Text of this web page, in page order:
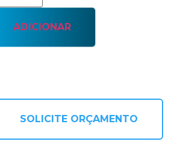
ADICIONAR
SOLICITE ORÇAMENTO